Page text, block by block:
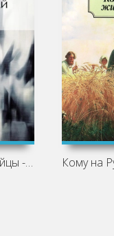
Дедушка Мазай и зайцы - Николай Некрасов